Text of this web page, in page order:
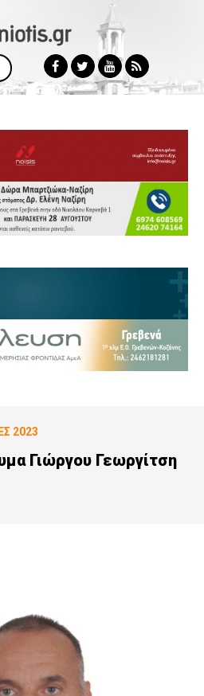
2023
Γιώργου Γεωργίτση